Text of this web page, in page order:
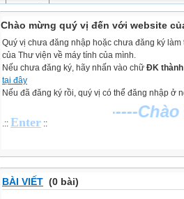
Chào mừng quý vị đến với website
Quý vị chưa đăng nhập hoặc chưa đăng ký
của Thư viện về máy tính của mình.
Nếu chưa đăng ký, hãy nhấn vào chữ ĐK
tại đây
Nếu đã đăng ký rồi, quý vị có thể đăng nhập ở
.:: Enter ::
-----Chào
BÀI VIẾT (0 bài)